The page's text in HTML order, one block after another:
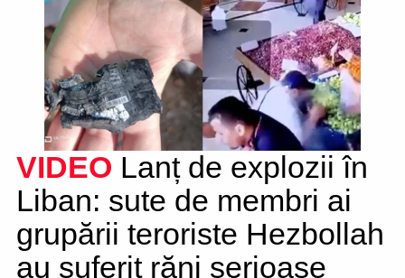
VIDEO Lanț de explozii în
Liban: sute de membri ai
grupării teroriste Hezbollah
au suferit răni serioase